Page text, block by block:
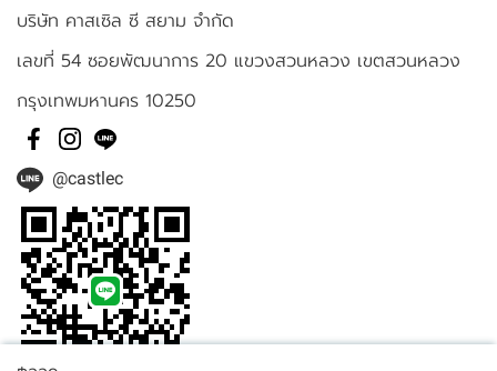
บริษัท คาสเซิล ซี สยาม จำกัด
เลขที่ 54 ซอยพัฒนาการ 20 แขวงสวนหลวง เขตสวนหลวง
กรุงเทพมหานคร 10250
@castlec